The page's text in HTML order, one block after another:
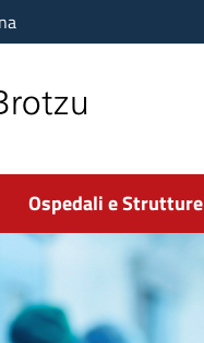
Ospedali e Strutture